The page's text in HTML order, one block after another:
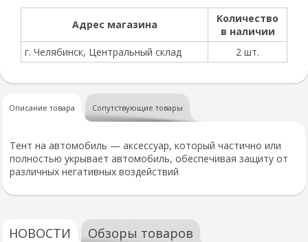
Адрес магазина
Количество
в наличии
г. Челябинск, Центральный склад
2 шт.
Описание товара Сопутствующие товары
Тент на автомобиль — аксессуар, который частично или
полностью укрывает автомобиль, обеспечивая защиту от
различных негативных воздействий
НОВОСТИ Обзоры товаров